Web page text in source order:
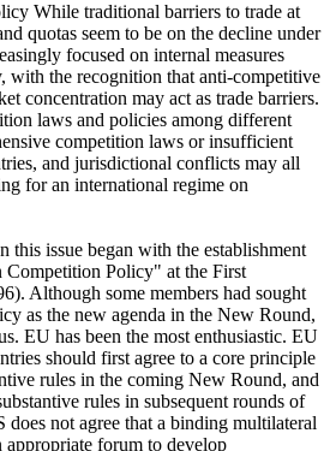
While traditional barriers to trade at
quotas seem to be on the decline under
focused on internal measures
with the recognition that anti-competitive
concentration may act as trade barriers.
laws and policies among different
competition laws or insufficient
and jurisdictional conflicts may all
for an international regime on
this issue began with the establishment
Policy" at the First
Although some members had sought
as the new agenda in the New Round,
EU has been the most enthusiastic. EU
should first agree to a core principle
rules in the coming New Round, and
rules in subsequent rounds of
not agree that a binding multilateral
forum to develop